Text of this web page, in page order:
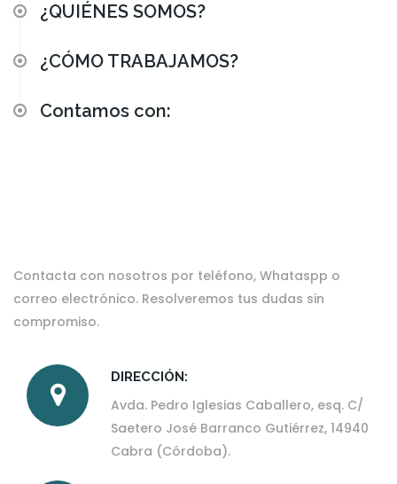
¿QUIÉNES SOMOS?
¿CÓMO TRABAJAMOS?
Contamos con:
Contacta con nosotros por teléfono, Whataspp o
correo electrónico. Resolveremos tus dudas sin
compromiso.
DIRECCIÓN:
Avda. Pedro Iglesias Caballero, esq. C/
Saetero José Barranco Gutiérrez, 14940
Cabra (Córdoba).